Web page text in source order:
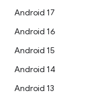
Android 17
Android 16
Android 15
Android 14
Android 13